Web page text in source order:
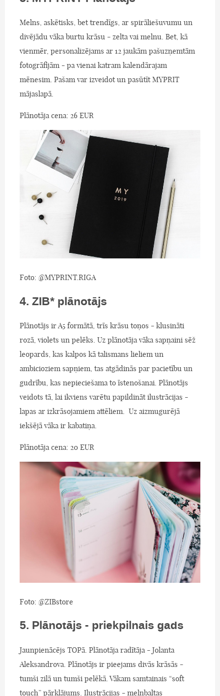
Melns, askētisks, bet trendīgs, ar spirāliešuvumu un
divējādu vāka burtu krāsu - zelta vai melnu. Bet, kā
vienmēr, personalizējams ar 12 jaukām pašuzņemtām
fotogrāfijām - pa vienai katram kalendārajam
mēnesim. Pašam var izveidot un pasūtīt MYPRIT
mājaslapā.
Plānotāja cena: 26 EUR
Foto: @MYPRINT.RIGA
4. ZIB* plānotājs
Plānotājs ir A5 formātā, trīs krāsu toņos - klusināti
rozā, violets un pelēks. Uz plānotāja vāka sapņaini sēž
leopards, kas kalpos kā talismans lieliem un
ambicioziem sapņiem, tas atgādinās par pacietību un
gudrību, kas nepieciešama to īstenošanai. Plānotājs
veidots tā, lai ikviens varētu papildināt ilustrācijas -
lapas ar izkrāsojamiem attēliem. Uz aizmugurējā
iekšējā vāka ir kabatiņa.
Plānotāja cena: 20 EUR
Foto: @ZIBstore
5. Plānotājs - priekpilnais gads
Jaunpienācējs TOPā. Plānotāja radītāja - Jolanta
Aleksandrova. Plānotājs ir pieejams divās krāsās -
tumši zilā un tumši pelēkā. Vākam samtainais “soft
touch” pārklājums. Ilustrācijas - melnbaltas